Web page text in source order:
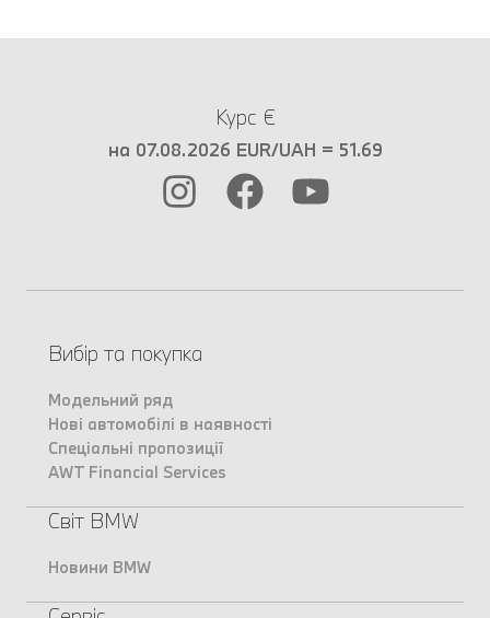
Курс €
на 07.08.2026 EUR/UAH = 51.69
Вибір та покупка
Модельний ряд
Нові автомобілі в наявності
Спеціальні пропозиції
AWT Financial Services
Світ BMW
Новини BMW